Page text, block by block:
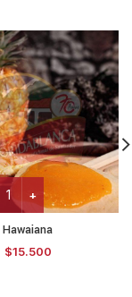
Hawaiana
$15.500